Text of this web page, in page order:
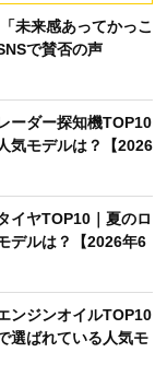
未来感あってかっこ
で賛否の声
ーダー探知機TOP10
気モデルは？【2026
イヤTOP10｜夏のロ
デルは？【2026年6
ンジンオイルTOP10
選ばれている人気モ